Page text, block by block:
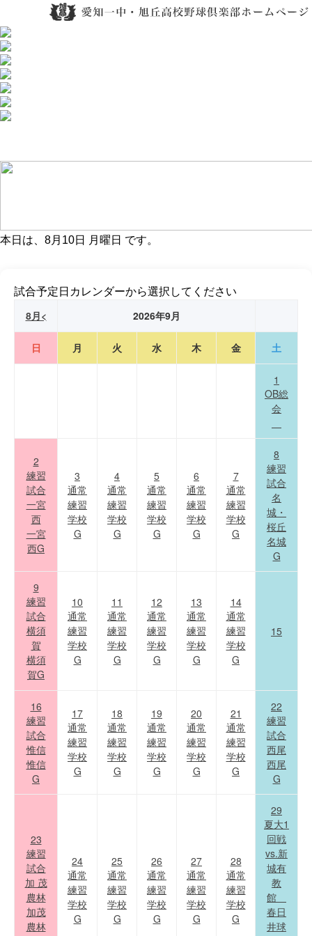
本日は、 8月10日 月曜日 です。
試合予定日カレンダーから選択してください
8月< 2026年9月
日 月 火 水 木 金 土
1
OB総
会
2
練習
試合
一宮
西
一宮
西G
3
通常
練習
学校
G
4
通常
練習
学校
G
5
通常
練習
学校
G
6
通常
練習
学校
G
7
通常
練習
学校
G
8
練習
試合
名
城・
桜丘
名城
G
9
練習
試合
横須
賀
横須
賀G
10
通常
練習
学校
G
11
通常
練習
学校
G
12
通常
練習
学校
G
13
通常
練習
学校
G
14
通常
練習
学校
G
15
16
練習
試合
惟信
惟信
G
17
通常
練習
学校
G
18
通常
練習
学校
G
19
通常
練習
学校
G
20
通常
練習
学校
G
21
通常
練習
学校
G
22
練習
試合
西尾
西尾
G
23
練習
試合
加 茂
農林
加茂
農林
24
通常
練習
学校
G
25
通常
練習
学校
G
26
通常
練習
学校
G
27
通常
練習
学校
G
28
通常
練習
学校
G
29
夏大1
回戦
vs.新
城有
教
館
春日
井球